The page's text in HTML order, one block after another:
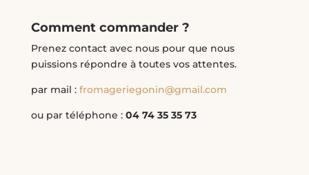
Comment commander ?
Prenez contact avec nous pour que nous
puissions répondre à toutes vos attentes.
par mail : fromageriegonin@gmail.com
ou par téléphone : 04 74 35 35 73